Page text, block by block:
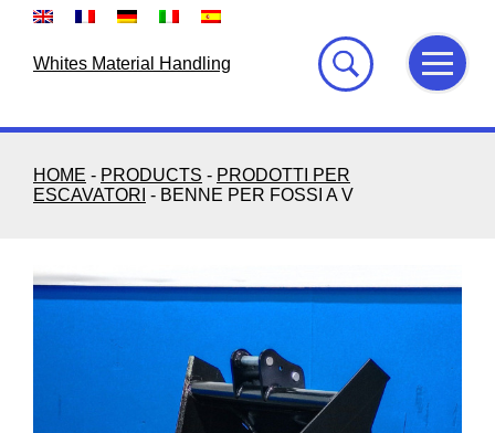
Skip
Whites Material Handling
HOME - PRODUCTS - PRODOTTI PER
ESCAVATORI - BENNE PER FOSSI A V